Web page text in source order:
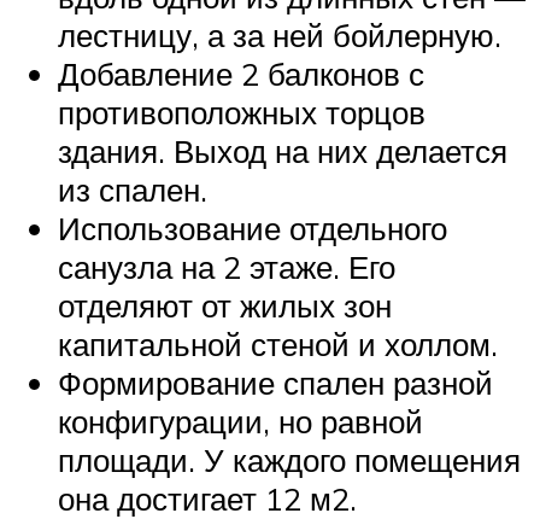
лестницу, а за ней бойлерную.
Добавление 2 балконов с
противоположных торцов
здания. Выход на них делается
из спален.
Использование отдельного
санузла на 2 этаже. Его
отделяют от жилых зон
капитальной стеной и холлом.
Формирование спален разной
конфигурации, но равной
площади. У каждого помещения
она достигает 12 м2.